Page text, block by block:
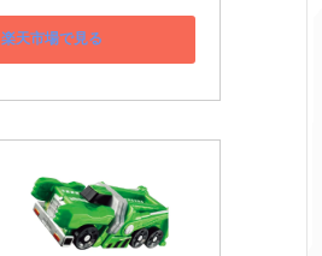
楽天市場で見る